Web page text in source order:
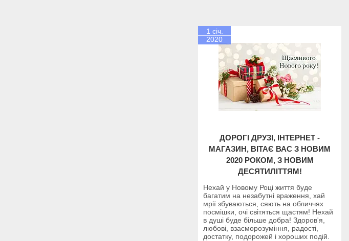
1 січ.
2020
ДОРОГІ ДРУЗІ, ІНТЕРНЕТ -
МАГАЗИН, ВІТАЄ ВАС З НОВИМ
2020 РОКОМ, З НОВИМ
ДЕСЯТИЛІТТЯМ!
Нехай у Новому Році життя буде
багатим на незабутні враження, хай
мрії збуваються, сяють на обличчях
посмішки, очі світяться щастям! Нехай
в душі буде більше добра! Здоров'я,
любові, взаєморозуміння, радості,
достатку, подорожей і хороших подій.